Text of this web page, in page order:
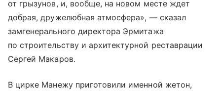
от грызунов, и, вообще, на новом месте ждет
добрая, дружелюбная атмосфера», — сказал
замгенерального директора Эрмитажа
по строительству и архитектурной реставрации
Сергей Макаров.
В цирке Манежу приготовили именной жетон,